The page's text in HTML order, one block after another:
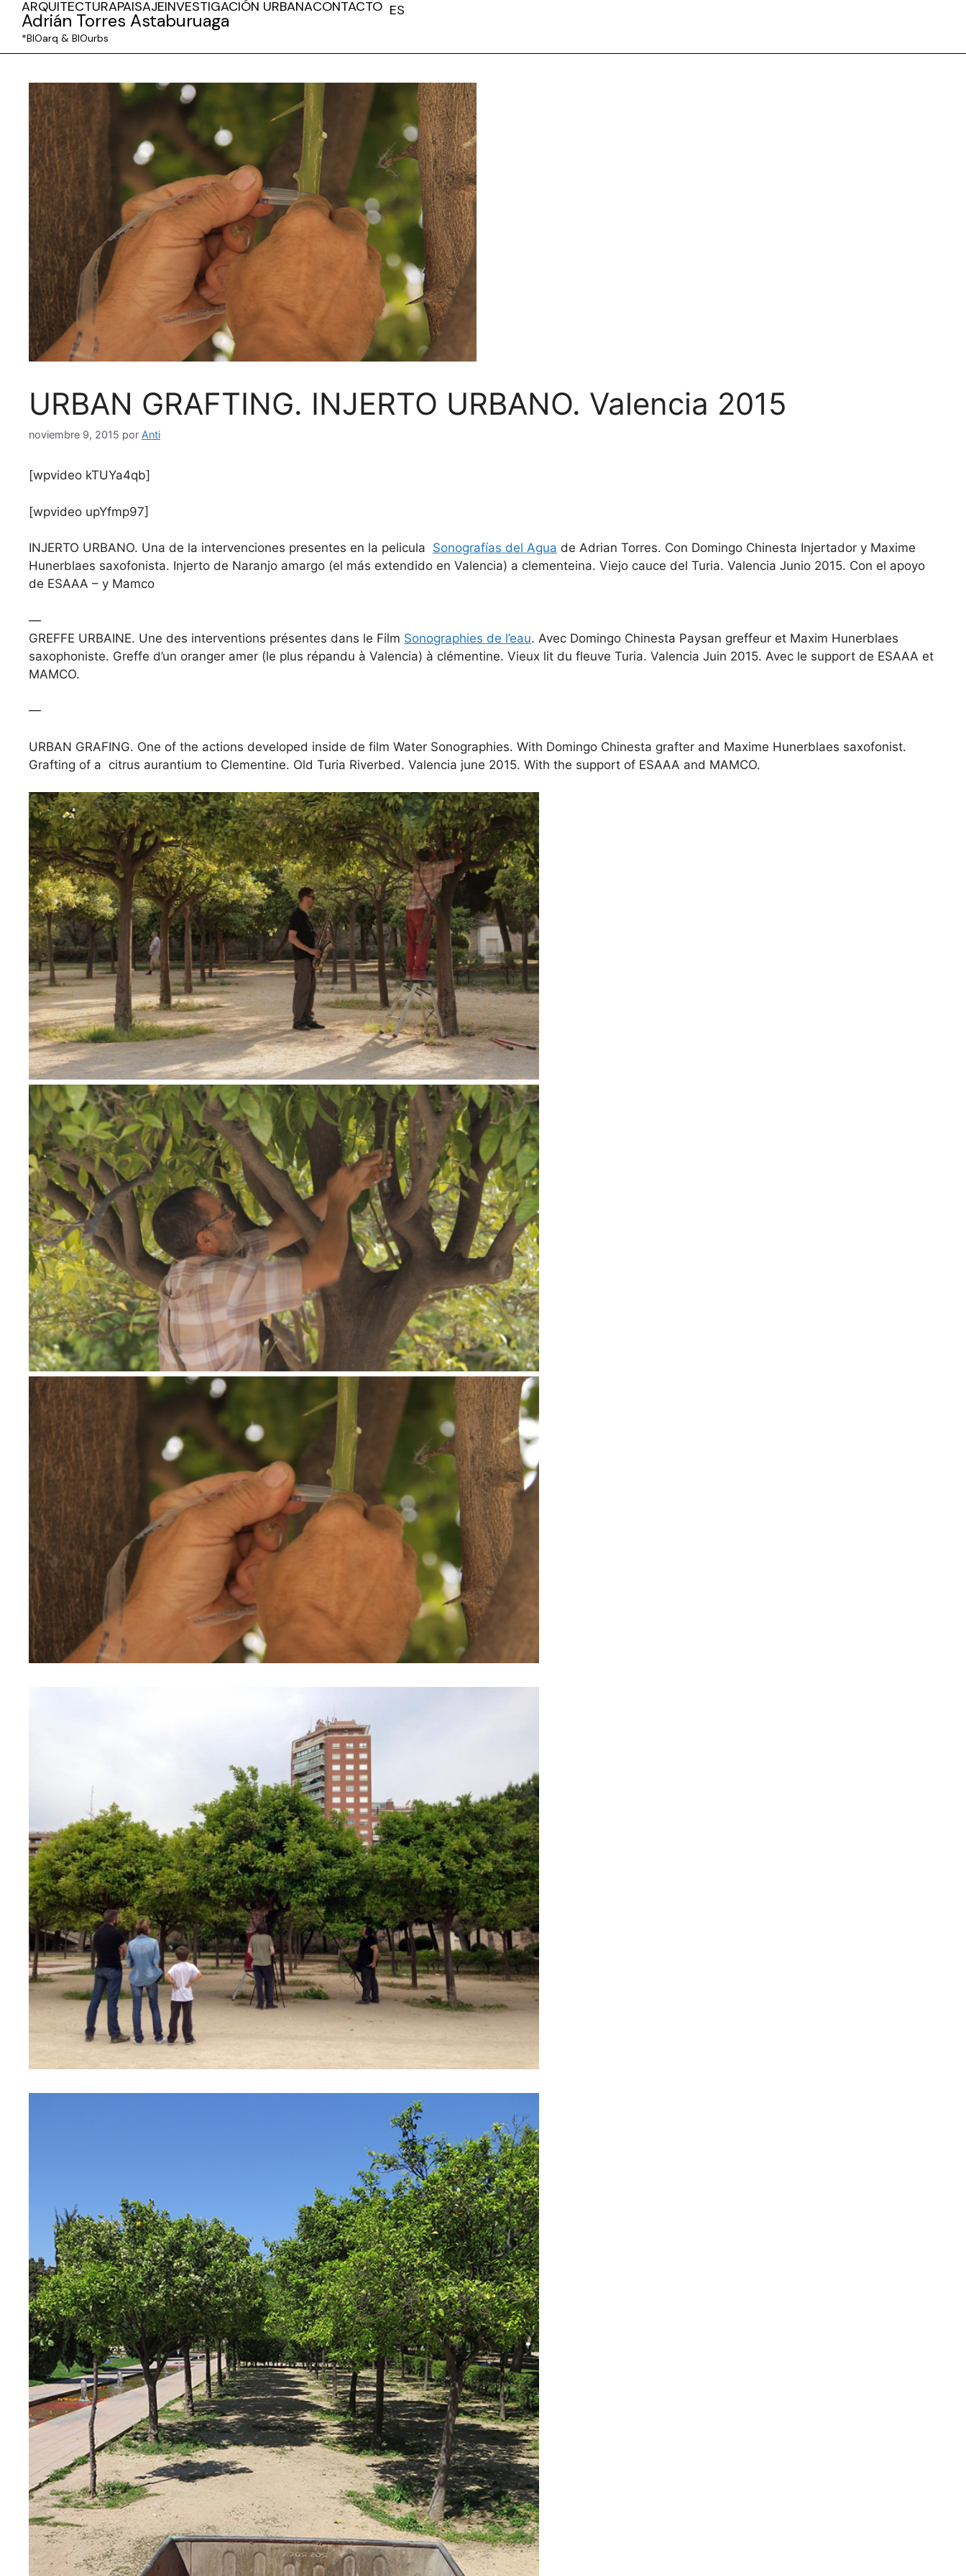
Adrián Torres Astaburuaga
*BIOarq & BIOurbs
ARQUITECTURAPAISAJEINVESTIGACIÓN URBANACONTACTO ES
FR
URBAN GRAFTING. INJERTO URBANO. Valencia 2015
noviembre 9, 2015 por Anti
[wpvideo kTUYa4qb]
[wpvideo upYfmp97]
INJERTO URBANO. Una de la intervenciones presentes en la pelicula Sonografías del Agua de Adrian Torres. Con Domingo Chinesta Injertador y Maxime
Hunerblaes saxofonista. Injerto de Naranjo amargo (el más extendido en Valencia) a clementeina. Viejo cauce del Turia. Valencia Junio 2015. Con el apoyo
de ESAAA – y Mamco
—
GREFFE URBAINE. Une des interventions présentes dans le Film Sonographies de l’eau. Avec Domingo Chinesta Paysan greffeur et Maxim Hunerblaes
saxophoniste. Greffe d’un oranger amer (le plus répandu à Valencia) à clémentine. Vieux lit du fleuve Turia. Valencia Juin 2015. Avec le support de ESAAA et
MAMCO.
—
URBAN GRAFING. One of the actions developed inside de film Water Sonographies. With Domingo Chinesta grafter and Maxime Hunerblaes saxofonist.
Grafting of a citrus aurantium to Clementine. Old Turia Riverbed. Valencia june 2015. With the support of ESAAA and MAMCO.